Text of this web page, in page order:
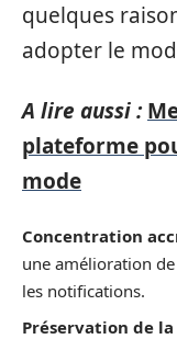
quelques
adopter le
A lire aussi :
plateforme
mode
Concentration
une amélioration
les notifications.
Préservation de